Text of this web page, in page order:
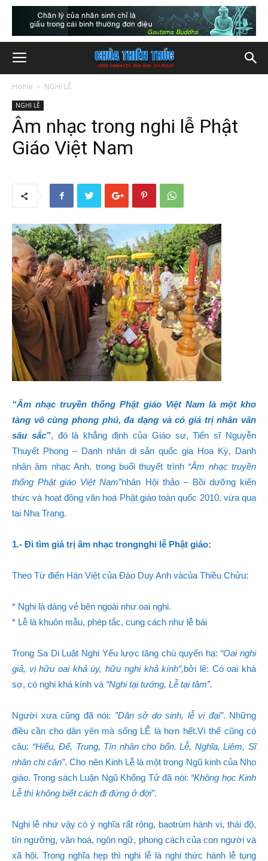
Home NGHI LỄ
NGHI LỄ
Âm nhạc trong nghi lễ Phật
Giáo Việt Nam
“Âm nhạc truyền thống Phật giáo Việt Nam là một kho
tàng vô cùng phong phú, đa dạng và có giá trị nhân văn
sâu sắc”, đó là khẳng định của Giáo sư, Tiến sĩ Nguyễn
Thuyết Phong – Danh nhân di sản quốc gia Hoa Kỳ, Danh
nhân âm nhạc Anh, trong buổi thuyết trình “Âm nhạc truyền
thống Phật giáo Việt Nam”nhân Hội thảo – Bồi dưỡng kiến
thức và hoạt động văn hoá Phật giáo toàn quốc 2010. vừa qua
tại Nha Trang.
1.- Đi tìm giá trị âm nhạc trongnghi lễ Phật giáo:
Theo Từ điển Hán Việt của Đào Duy Anh vàcủa Thiều Chửu:
* Nghi là dáng vẻ bên ngoài như oai nghi.
* Lễ là khuôn mẫu, phép tắc, cung cách như lễ bái
Trong Sa Di Luật Nghi Yếu lược tăng chú quyển hạ: “Oai nghi
giả, vị hữu oai khả úy, hữu nghi khả kính”,bởi lẽ: Có oai khá
sợ, có nghi khá kính và “Nghi tại tướng, Lễ tại tâm”.
Người xưa cũng đã nói: ”Dân sở do sinh, lễ vi đại”. Những
điều cần cho dân yên mà sống LỄ là hơn hết.Vì thế cũng có
câu: “Hiếu, Để, Trung, Tín nhân cho bổn. Lễ, Nghĩa, Liêm, Sĩ
nhân chi căn”. Cho nên Kinh Lễ là một trong Ngũ kinh của Nho
giáo. Trong sách Luận Ngũ Khổng Tử đã nói: “Không học Kinh
Lễ thì không biết cách đi đứng ở đời”.
Nghi lễ như vậy có ý nghĩa rất rộng, baotrùm hành vi, thái độ,
tín ngưỡng, văn hoá, ngôn ngữ, phong cách của con người và
xã hội. Trong nghĩa hẹp thì nghi lễ là nghi thức hành lễ tụng